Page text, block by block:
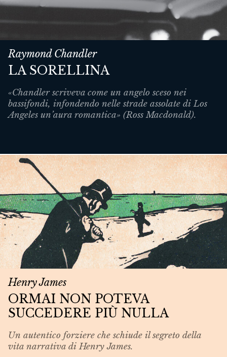
Raymond Chandler
LA SORELLINA
«Chandler scriveva come un angelo sceso nei
bassifondi, infondendo nelle strade assolate di Los
Angeles un’aura romantica» (Ross Macdonald).
Henry James
ORMAI NON POTEVA
SUCCEDERE PIÙ NULLA
Un autentico forziere che schiude il segreto della
vita narrativa di Henry James.